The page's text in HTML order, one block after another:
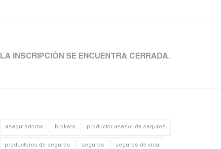
LA INSCRIPCIÓN SE ENCUENTRA CERRADA.
aseguradoras brokers productor asesor de seguros
productores de seguros seguros seguros de vida